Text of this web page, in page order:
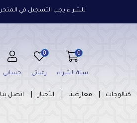
للشراء يجب التسجيل في المتجر
0
سلة الشراء
0
رغباتى حسابى
كتالوجات معارضنا الأخبار اتصل بنا